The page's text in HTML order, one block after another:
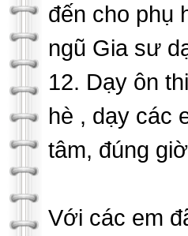
đến cho phụ
ngũ Gia sư
12. Dạy ôn
hè , dạy các
tâm, đúng
Với các em